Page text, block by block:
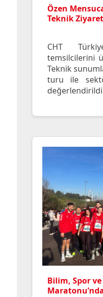
Özen
Teknik Ziyaret
CHT
temsilcilerini
Teknik
turu ile
Bilim, Spor